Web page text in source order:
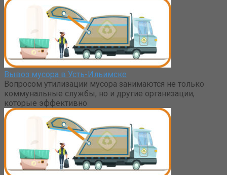
Вывоз мусора в Усть-Ильимске
Вопросом утилизации мусора занимаются не только
коммунальные службы, но и другие организации,
которые эффективно